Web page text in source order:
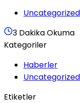
Uncategorized
3 Dakika Okuma
Kategoriler
Haberler
Uncategorized
Etiketler